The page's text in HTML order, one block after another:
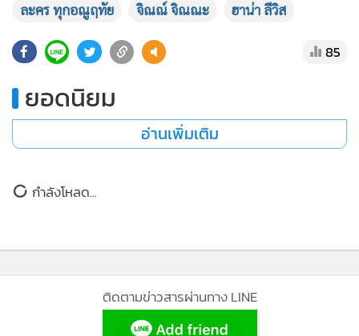
ละคร ทุกอณูฤทัย จิณณ์ จิณณะ ฮาน่า ลีวิส
85
ยอดนิยม
อ่านเพิ่มเติม
กำลังโหลด...
ติดตามข่าวสารผ่านทาง LINE